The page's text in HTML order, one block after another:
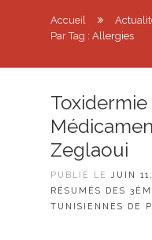
Accueil
Par Tag : Allergies
Toxidermie
Zeglaoui
PUBLIÉ LE JUIN
RÉSUMÉS DES
TUNISIENNES DE